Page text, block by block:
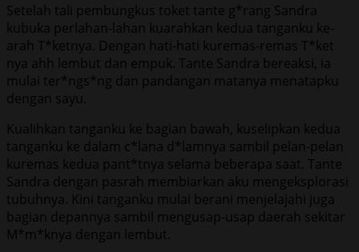
Setelah tali pembungkus toket tante g*rang Sandra
kubuka perlahan-lahan kuarahkan kedua tanganku ke-
arah T*ketnya. Dengan hati-hati kuremas-remas T*ket
nya ahh lembut dan empuk. Tante Sandra bereaksi, ia
mulai ter*ngs*ng dan pandangan matanya menatapku
dengan sayu.
Kualihkan tanganku ke bagian bawah, kuselipkan kedua
tanganku ke dalam c*lana d*lamnya sambil pelan-pelan
kuremas kedua pant*tnya selama beberapa saat. Tante
Sandra dengan pasrah membiarkan aku mengeksplorasi
tubuhnya. Kini tanganku mulai berani menjelajahi juga
bagian depannya sambil mengusap-usap daerah sekitar
M*m*knya dengan lembut.